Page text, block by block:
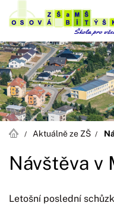
Aktuálně ze ZŠ
Návštěva v
Letošní poslední